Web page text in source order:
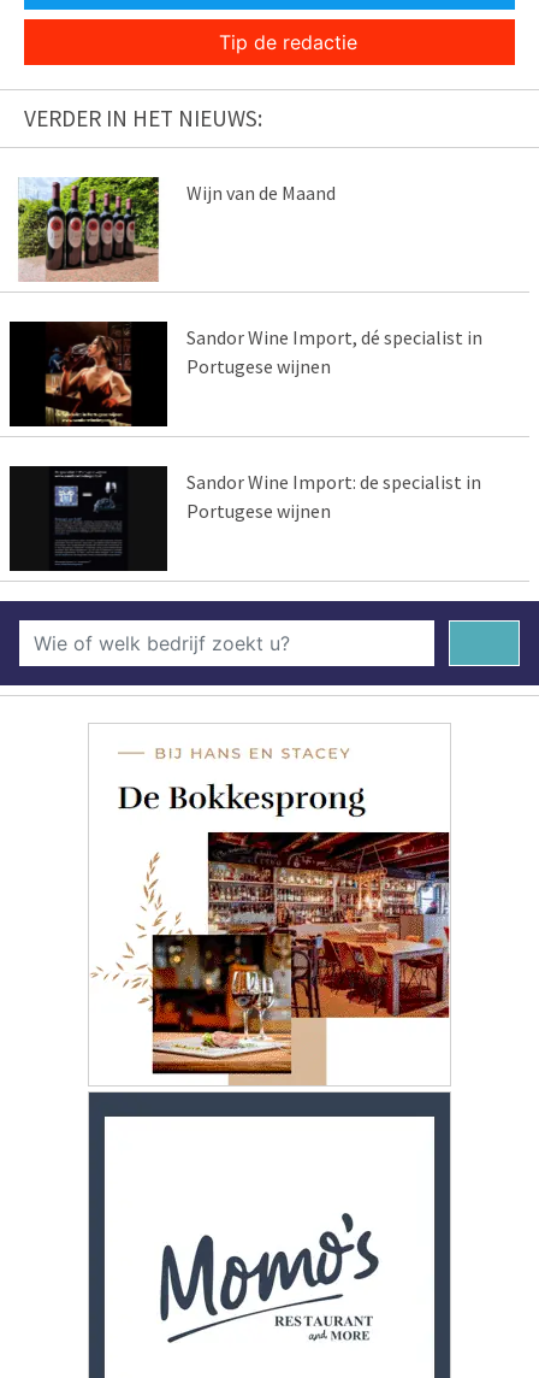
Tip de redactie
VERDER IN HET NIEUWS:
Wijn van de Maand
Sandor Wine Import, dé specialist in
Portugese wijnen
Sandor Wine Import: de specialist in
Portugese wijnen